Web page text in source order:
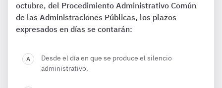
octubre, del Procedimiento Administrativo Común
de las Administraciones Públicas, los plazos
expresados en días se contarán:
Desde el día en que se produce el silencio
administrativo.